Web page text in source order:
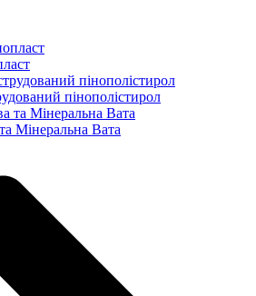
пінополістирол
Мінеральна Вата